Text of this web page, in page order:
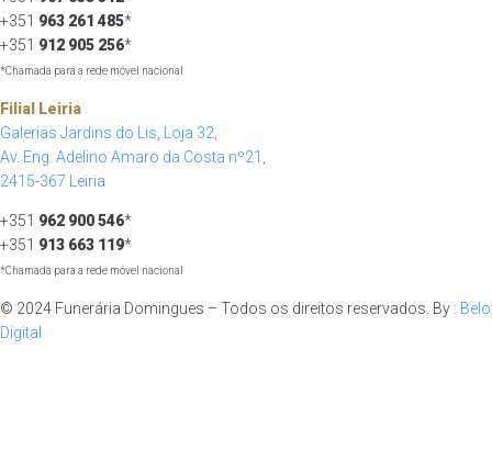
+351 963 261 485*
+351 912 905 256*
*Chamada para a rede móvel nacional
Filial Leiria
Galerias Jardins do Lis, Loja 32,
Av. Eng. Adelino Amaro da Costa nº21,
2415-367 Leiria
+351 962 900 546*
+351 913 663 119*
*Chamada para a rede móvel nacional
© 2024 Funerária Domingues – Todos os direitos reservados. By : Belo
Digital